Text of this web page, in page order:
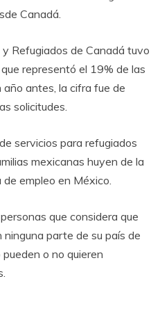
Canadá.
Refugiados de Canadá tuvo
representó el 19% de las
antes, la cifra fue de
solicitudes.
servicios para refugiados
mexicanas huyen de la
empleo en México.
que considera que
parte de su país de
o no quieren